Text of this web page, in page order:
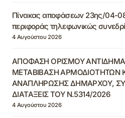
Πίνακας αποφάσεων 23ης/04-
περιφοράς τηλεφωνικώς
4 Αυγούστου 2026
ΑΠΟΦΑΣΗ ΟΡΙΣΜΟΥ
ΜΕΤΑΒΙΒΑΣΗ ΑΡΜΟΔΙΟΤΗΤΩΝ
ΑΝΑΠΛΗΡΩΣΗΣ ΔΗΜΑΡΧΟΥ,
ΔΙΑΤΑΞΕΙΣ ΤΟΥ Ν.5314/2026
4 Αυγούστου 2026